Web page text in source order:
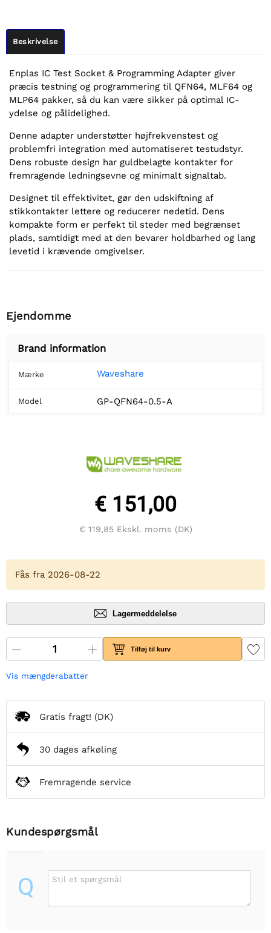
Beskrivelse
Enplas IC Test Socket & Programming Adapter giver
præcis testning og programmering til QFN64, MLF64 og
MLP64 pakker, så du kan være sikker på optimal IC-
ydelse og pålidelighed.
Denne adapter understøtter højfrekvenstest og
problemfri integration med automatiseret testudstyr.
Dens robuste design har guldbelagte kontakter for
fremragende ledningsevne og minimalt signaltab.
Designet til effektivitet, gør den udskiftning af
stikkontakter lettere og reducerer nedetid. Dens
kompakte form er perfekt til steder med begrænset
plads, samtidigt med at den bevarer holdbarhed og lang
levetid i krævende omgivelser.
Ejendomme
Brand information
Mærke Waveshare
Model GP-QFN64-0.5-A
€ 151,00
€ 119,85Ekskl. moms (DK)
Fås fra 2026-08-22
Lagermeddelelse
Tilføj til kurv
Vis mængderabatter
Gratis fragt! (DK)
30 dages afkøling
Fremragende service
Kundespørgsmål
Q Stil et spørgsmål